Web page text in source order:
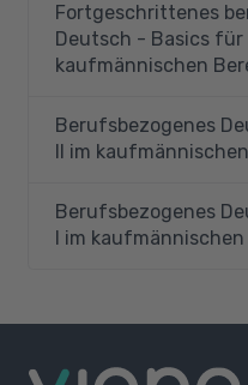
Fortgeschrittenes
Deutsch - Basics für
kaufmännischen
Berufsbezogenes
II im
Berufsbezogenes
I im kaufmännischen